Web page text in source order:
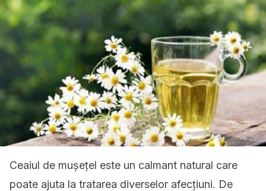
Ceaiul de mușețel este un calmant natural care
poate ajuta la tratarea diverselor afecțiuni. De